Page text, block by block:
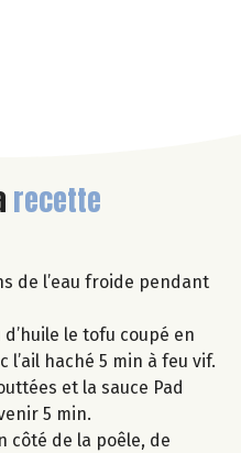
recette
de l’eau froide pendant
le tofu coupé en
l’ail haché 5 min à feu vif.
et la sauce Pad
5 min.
côté de la poêle, de